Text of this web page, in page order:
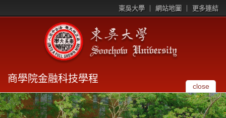
東吳大學 網站地圖 更多連結
商學院金融科技學程
close